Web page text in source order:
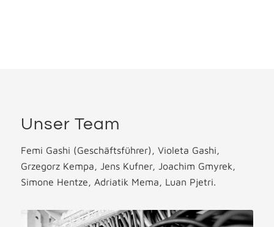
Unser Team
Femi Gashi (Geschäftsführer), Violeta Gashi,
Grzegorz Kempa, Jens Kufner, Joachim Gmyrek,
Simone Hentze, Adriatik Mema, Luan Pjetri.